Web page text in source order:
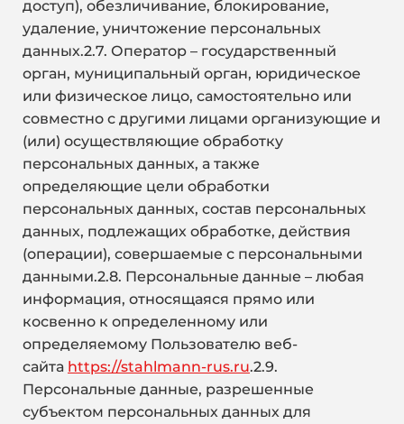
доступ), обезличивание, блокирование,
удаление, уничтожение персональных
данных.2.7. Оператор – государственный
орган, муниципальный орган, юридическое
или физическое лицо, самостоятельно или
совместно с другими лицами организующие и
(или) осуществляющие обработку
персональных данных, а также
определяющие цели обработки
персональных данных, состав персональных
данных, подлежащих обработке, действия
(операции), совершаемые с персональными
данными.2.8. Персональные данные – любая
информация, относящаяся прямо или
косвенно к определенному или
определяемому Пользователю веб-
сайта https://stahlmann-rus.ru.2.9.
Персональные данные, разрешенные
субъектом персональных данных для